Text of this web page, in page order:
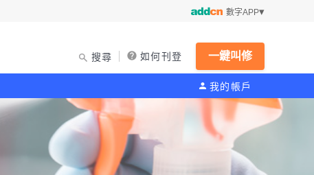
數字APP
搜尋 如何刊登 一鍵叫修
我的帳戶